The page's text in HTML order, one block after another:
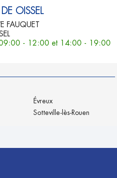
OISSEL
FAUQUET
- 12:00 et 14:00 - 19:00
mare la motte
Évreux
Sotteville-lès-Rouen